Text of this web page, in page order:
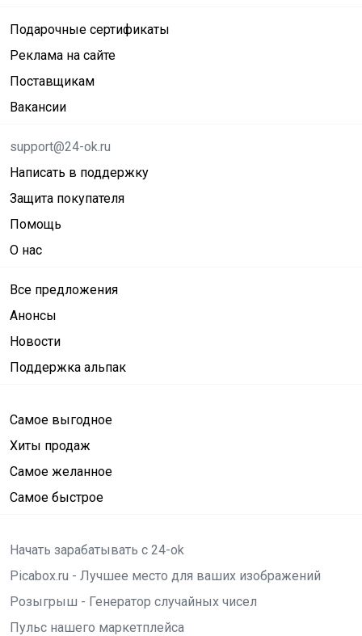
Подарочные сертификаты
Реклама на сайте
Поставщикам
Вакансии
support@24-ok.ru
Написать в поддержку
Защита покупателя
Помощь
О нас
Все предложения
Анонсы
Новости
Поддержка альпак
Самое выгодное
Хиты продаж
Самое желанное
Самое быстрое
Начать зарабатывать с 24-ok
Picabox.ru - Лучшее место для ваших изображений
Розыгрыш - Генератор случайных чисел
Пульс нашего маркетплейса